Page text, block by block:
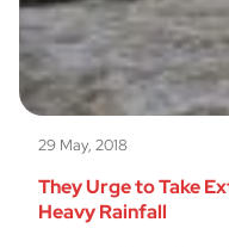
29 May, 2018
They Urge to Take
Heavy Rainfall